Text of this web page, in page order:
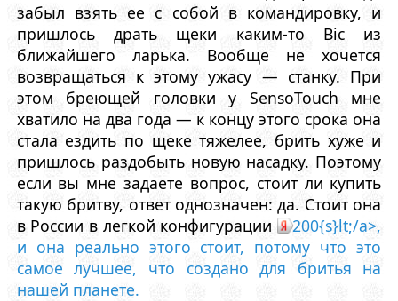
забыл взять ее с собой в командировку, и
пришлось драть щеки каким-то Bic из
ближайшего ларька. Вообще не хочется
возвращаться к этому ужасу — станку. При
этом бреющей головки у SensoTouch мне
хватило на два года — к концу этого срока она
стала ездить по щеке тяжелее, брить хуже и
пришлось раздобыть новую насадку. Поэтому
если вы мне задаете вопрос, стоит ли купить
такую бритву, ответ однозначен: да. Стоит она
в России в легкой конфигурации
200{s}lt;/a>,
и она реально этого стоит, потому что это
самое лучшее, что создано для бритья на
нашей планете.